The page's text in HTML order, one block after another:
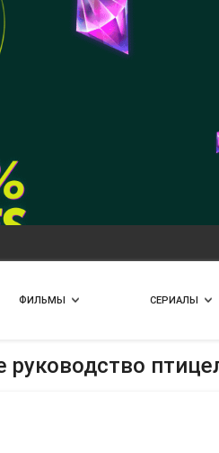
ФИЛЬМЫ СЕРИАЛЫ
руководство